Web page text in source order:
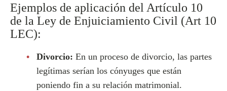
Ejemplos de aplicación del Artículo 10
de la Ley de Enjuiciamiento Civil (Art 10
LEC):
Divorcio: En un proceso de divorcio, las partes
legítimas serían los cónyuges que están
poniendo fin a su relación matrimonial.